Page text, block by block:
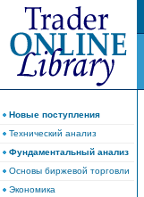
Новые поступления
Технический анализ
Фундаментальный анализ
Основы биржевой торговли
Экономика